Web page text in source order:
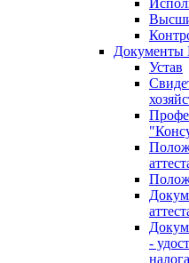
Документы
Устав
-